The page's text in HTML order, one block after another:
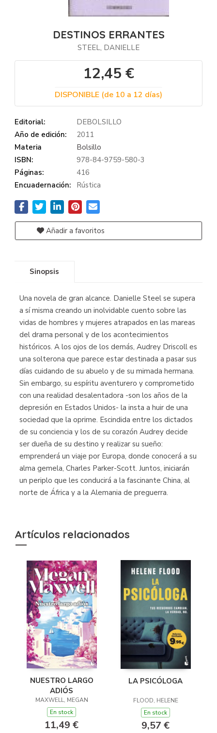
DESTINOS ERRANTES
STEEL, DANIELLE
12,45 €
DISPONIBLE (de 10 a 12 días)
Editorial:
DEBOLSILLO
Año de edición:
2011
Materia
Bolsillo
ISBN:
978-84-9759-580-3
Páginas:
416
Encuadernación:
Rústica
Añadir a favoritos
Sinopsis
Una novela de gran alcance. Danielle Steel se supera
a sí misma creando un inolvidable cuento sobre las
vidas de hombres y mujeres atrapados en las mareas
del drama personal y de los acontecimientos
históricos. A los ojos de los demás, Audrey Driscoll es
una solterona que parece estar destinada a pasar sus
días cuidando de su abuelo y de su mimada hermana.
Sin embargo, su espíritu aventurero y comprometido
con una realidad desalentadora -son los años de la
depresión en Estados Unidos- la insta a huir de una
sociedad que la oprime. Escindida entre los dictados
de su conciencia y los de su corazón Audrey decide
ser dueña de su destino y realizar su sueño:
emprenderá un viaje por Europa, donde conocerá a su
alma gemela, Charles Parker-Scott. Juntos, iniciarán
un periplo que les conducirá a la fascinante China, al
norte de África y a la Alemania de preguerra.
Artículos relacionados
NUESTRO LARGO
ADIÓS
MAXWELL, MEGAN
En stock
11,49 €
LA PSICÓLOGA
FLOOD, HELENE
En stock
9,57 €